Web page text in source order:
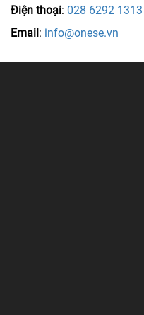
Điện thoại: 028 6292 1313
Email: info@onese.vn